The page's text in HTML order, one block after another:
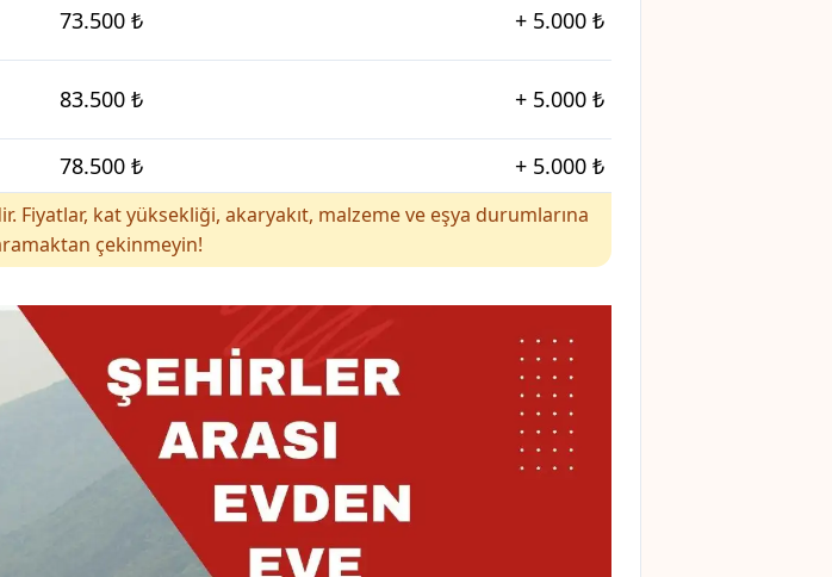
73.500 ₺ + 5.000 ₺
83.500 ₺ + 5.000 ₺
78.500 ₺ + 5.000 ₺
kat yüksekliği, akaryakıt, malzeme ve eşya durumlarına
çekinmeyin!